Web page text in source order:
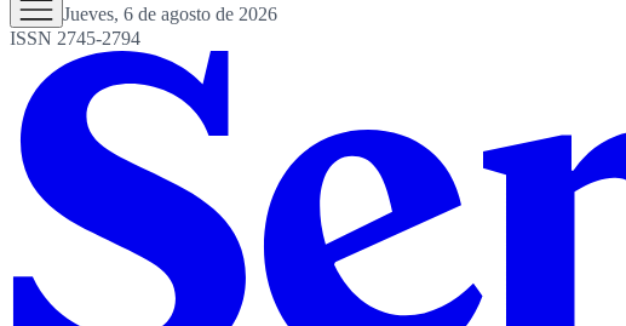
Jueves, 6 de agosto de 2026
ISSN 2745-2794